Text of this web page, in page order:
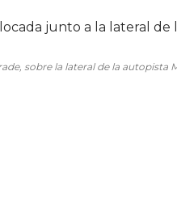
sobre la lateral de la autopista